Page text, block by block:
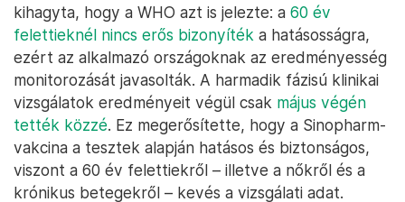
kihagyta, hogy a WHO azt is jelezte: a 60 év
felettieknél nincs erős bizonyíték a hatásosságra,
ezért az alkalmazó országoknak az eredményesség
monitorozását javasolták. A harmadik fázisú klinikai
vizsgálatok eredményeit végül csak május végén
tették közzé. Ez megerősítette, hogy a Sinopharm-
vakcina a tesztek alapján hatásos és biztonságos,
viszont a 60 év felettiekről – illetve a nőkről és a
krónikus betegekről – kevés a vizsgálati adat.